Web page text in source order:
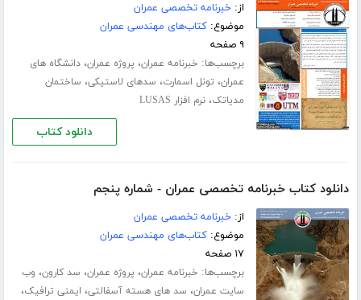
از:خبرنامه تخصصی عمران
موضوع:کتاب‌های مهندسی عمران
۹ صفحه
برچسب‌ها: خبرنامه عمران، پروژه عمران،دانشگاه های
عمران، تونل اسمارت، سدهای لاستیکی، ساختمان
مدیاتک،نرم افزار LUSAS
دانلود کتاب
دانلود کتاب خبرنامه تخصصی عمران - شماره پنجم
از:خبرنامه تخصصی عمران
موضوع:کتاب‌های مهندسی عمران
۱۷ صفحه
برچسب‌ها: خبرنامه عمران، پروژه عمران، سد کارون، وب
سایت عمران، سد های هسته آسفالتی، ایمنی ترافیک،